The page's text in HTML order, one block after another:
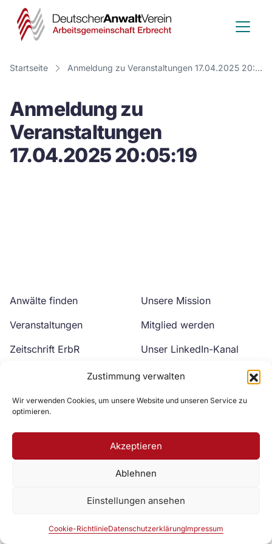
Zustimmung verwalten
Wir verwenden Cookies, um unsere Website und unseren Service zu
optimieren.
Akzeptieren
Ablehnen
Einstellungen ansehen
Cookie-RichtlinieDatenschutzerklärungImpressum
Deutscher
Anwalt
Verein
Startseite Anmeldung zu Veranstaltungen 17.04.2025 20:05:19
Anmeldung zu
Veranstaltungen
17.04.2025 20:05:19
Anwälte finden
Veranstaltungen
Zeitschrift ErbR
Unsere Mission
Mitglied werden
Unser LinkedIn-Kanal
Unser YouTube-Kanal
Zur DAV Webseite